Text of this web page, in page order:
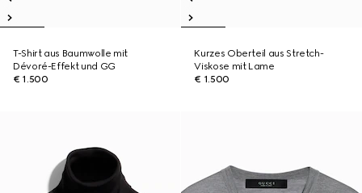
T-Shirt aus Baumwolle mit
Dévoré-Effekt und GG
€ 1.500
Kurzes Oberteil aus Stretch-
Viskose mit Lame
€ 1.500